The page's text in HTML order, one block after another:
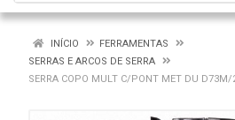
INÍCIO
FERRAMENTAS
SERRAS E ARCOS DE SERRA
SERRA COPO MULT C/PONT MET DU